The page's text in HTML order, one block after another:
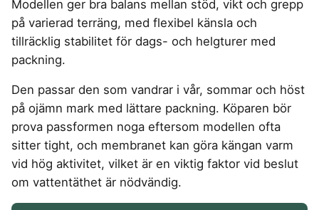
Strykjärn
Airfryer
Elektrisk
Pizzaugn
Gjutjärnsgryta
Glassmaskin
Kaffebryggare
Kaffemaskin
Knivslip
Mikrovågsugn
Pizzaugn
Smashjärn
Stekbord
Stekpanna
Gaming router
Gaming Tangentbord
Gamingmus
Gamingstol
LJUD & BILD
75 Tum TV
Bluetooth högtalare
Boombox
Trådlösa hörlurar
TV 50 tum
TV 55 tum
Mobilabonnemang
TV Abonnemang
KOSTTILLSKOTT
Ashwagandha
Berberine
Kollagen
Kosttillskott klimakteriet
Kreatin
Lions mane
Magnesium
Magnesium zink
NAD
Omega 3
Probiotika
Proteinpulver
Shilajit
Testosteron tillskott
Campingbord
herr
Vandringskängor
dam
Driver
Golfklocka
Golfset
Träningsklocka dam
Träningsklocka herr
Gungställning
Lekstuga
Liten studsmatta
Nedgrävd studsmatta
Rektangulär studsmatta
Stor studsmatta
Studsmatta
Modellen ger bra balans mellan stöd, vikt och grepp
på varierad terräng, med flexibel känsla och
tillräcklig stabilitet för dags- och helgturer med
packning.
Den passar den som vandrar i vår, sommar och höst
på ojämn mark med lättare packning. Köparen bör
prova passformen noga eftersom modellen ofta
sitter tight, och membranet kan göra kängan varm
vid hög aktivitet, vilket är en viktig faktor vid beslut
om vattentäthet är nödvändig.